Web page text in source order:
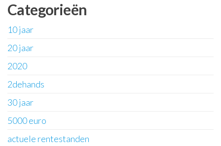
Categorieën
10 jaar
20 jaar
2020
2dehands
30 jaar
5000 euro
actuele rentestanden